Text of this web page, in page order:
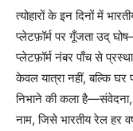
त्योहारों के इन दिनों में
प्लेटफ़ॉर्म पर गूँजता उद्
प्लेटफ़ॉर्म नंबर पाँच से
केवल यात्रा नहीं, बल्कि
निभाने की कला
नाम, जिसे भारतीय रेल हर